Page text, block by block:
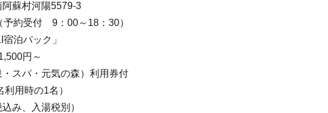
蘇村河陽5579-3
予約受付 9：00～18：30）
泊パック」
円～
スパ・元気の森）利用券付
利用時の1名）
み、入湯税別）